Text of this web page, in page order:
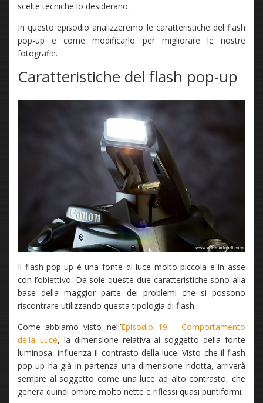
scelte tecniche lo desiderano.
In questo episodio analizzeremo le caratteristiche del flash
pop-up e come modificarlo per migliorare le nostre
fotografie.
Caratteristiche del flash pop-up
Il flash pop-up è una fonte di luce molto piccola e in asse
con l’obiettivo. Da sole queste due caratteristiche sono alla
base della maggior parte dei problemi che si possono
riscontrare utilizzando questa tipologia di flash.
Come abbiamo visto nell’Episodio 19 – Comportamento
della Luce, la dimensione relativa al soggetto della fonte
luminosa, influenza il contrasto della luce. Visto che il flash
pop-up ha già in partenza una dimensione ridotta, arriverà
sempre al soggetto come una luce ad alto contrasto, che
genera quindi ombre molto nette e riflessi quasi puntiformi.